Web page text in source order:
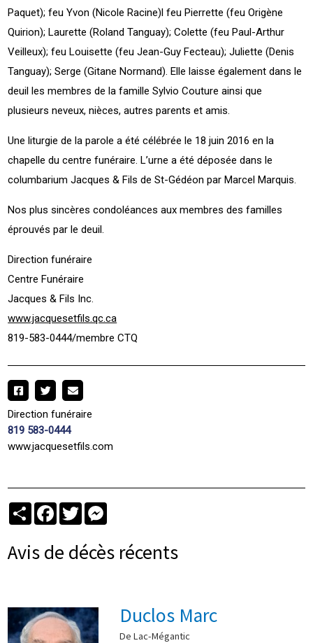
Paquet); feu Yvon (Nicole Racine)l feu Pierrette (feu Origène
Quirion); Laurette (Roland Tanguay); Colette (feu Paul-Arthur
Veilleux); feu Louisette (feu Jean-Guy Fecteau); Juliette (Denis
Tanguay); Serge (Gitane Normand). Elle laisse également dans le
deuil les membres de la famille Sylvio Couture ainsi que
plusieurs neveux, nièces, autres parents et amis.
Une liturgie de la parole a été célébrée le 18 juin 2016 en la
chapelle du centre funéraire. L’urne a été déposée dans le
columbarium Jacques & Fils de St-Gédéon par Marcel Marquis.
Nos plus sincères condoléances aux membres des familles
éprouvés par le deuil.
Direction funéraire
Centre Funéraire
Jacques & Fils Inc.
www.jacquesetfils.qc.ca
819-583-0444/membre CTQ
Direction funéraire
819 583-0444
www.jacquesetfils.com
PartagerFacebook
Twitter
Avis de décès récents
Duclos Marc
De Lac-Mégantic